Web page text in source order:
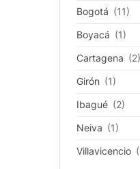
Bogotá (11)
Boyacá (1)
Cartagena (2)
Girón (1)
Ibagué (2)
Neiva (1)
Villavicencio